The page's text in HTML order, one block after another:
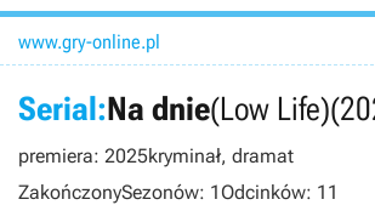
www.gry-online.pl
Serial:Na dnie(Low Life)
premiera: 2025kryminał, dramat
ZakończonySezonów: 1 Odcinków: 11